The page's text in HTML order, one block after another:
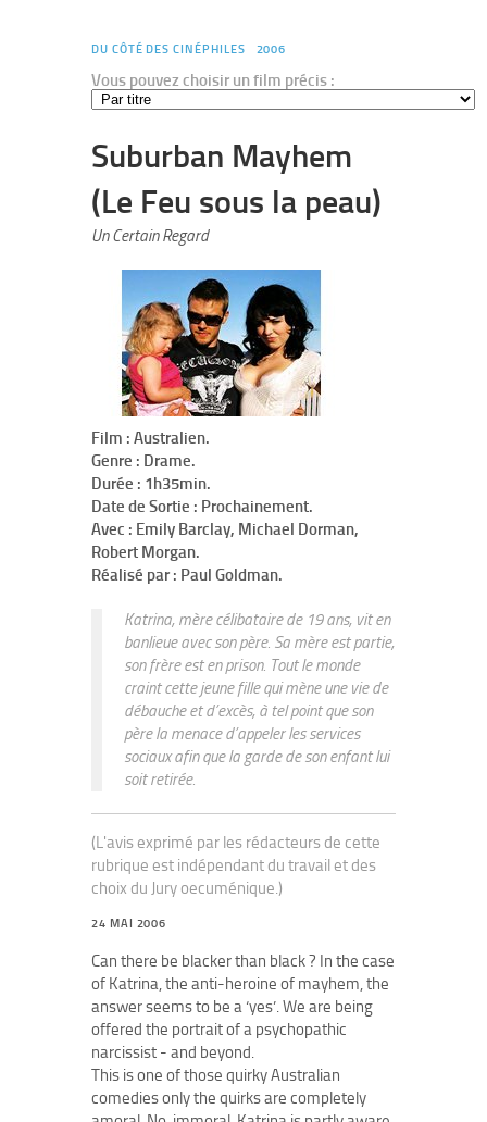
DU CÔTÉ DES CINÉPHILES 2006
Vous pouvez choisir un film précis :
Suburban Mayhem
(Le Feu sous la peau)
Un Certain Regard
Film : Australien.
Genre : Drame.
Durée : 1h35min.
Date de Sortie : Prochainement.
Avec : Emily Barclay, Michael Dorman,
Robert Morgan.
Réalisé par : Paul Goldman.
Katrina, mère célibataire de 19 ans, vit en
banlieue avec son père. Sa mère est partie,
son frère est en prison. Tout le monde
craint cette jeune fille qui mène une vie de
débauche et d’excès, à tel point que son
père la menace d’appeler les services
sociaux afin que la garde de son enfant lui
soit retirée.
(L'avis exprimé par les rédacteurs de cette
rubrique est indépendant du travail et des
choix du Jury oecuménique.)
24 MAI 2006
Can there be blacker than black ? In the case
of Katrina, the anti-heroine of mayhem, the
answer seems to be a ‘yes’. We are being
offered the portrait of a psychopathic
narcissist - and beyond.
This is one of those quirky Australian
comedies only the quirks are completely